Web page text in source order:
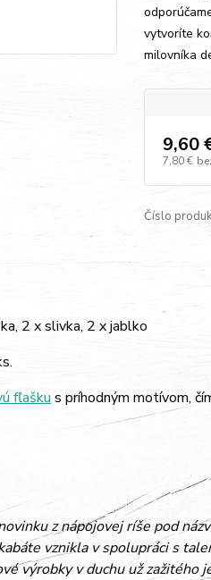
vytvoríte
milovníka
9,60
7,80 €
Číslo
2 x slivka, 2 x jablko
fľašku s príhodným motívom,
z nápojovej ríše pod
vznikla v spolupráci s
výrobky v duchu už zažitého